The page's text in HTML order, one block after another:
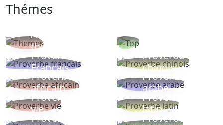
Thémes
Autres
thèmes
Proverbe
Français
Proverbe
chinois
Proverbe
africain
Proverbe
arabe
Proverbe
vie
Proverbe
latin
Proverbes
Proverbe